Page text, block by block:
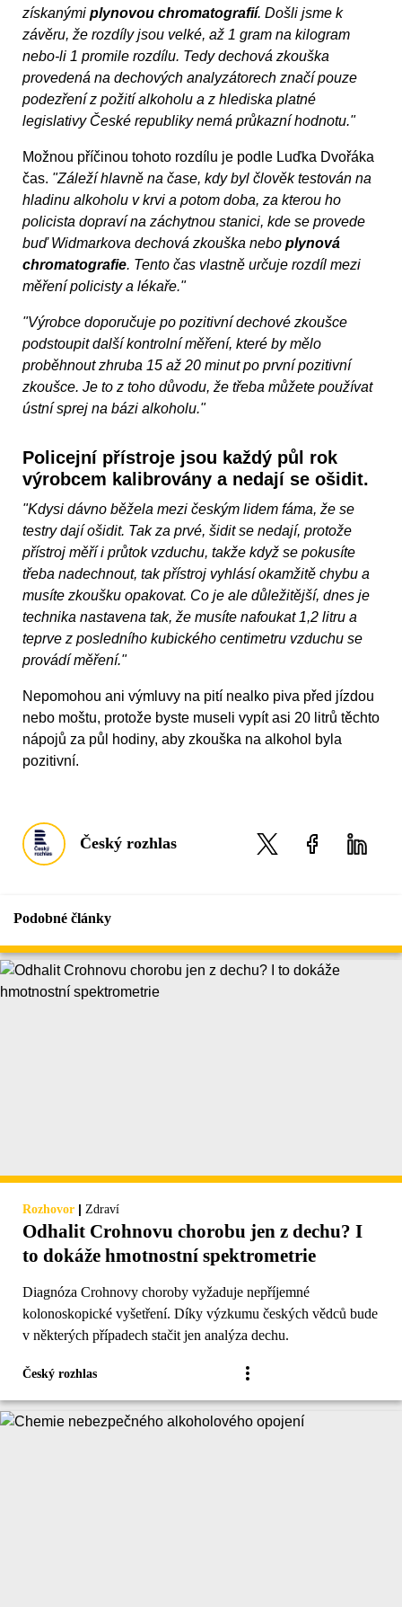
získanými plynovou chromatografií. Došli jsme k
závěru, že rozdíly jsou velké, až 1 gram na kilogram
nebo-li 1 promile rozdílu. Tedy dechová zkouška
provedená na dechových analyzátorech značí pouze
podezření z požití alkoholu a z hlediska platné
legislativy České republiky nemá průkazní hodnotu."
Možnou příčinou tohoto rozdílu je podle Luďka Dvořáka
čas. "Záleží hlavně na čase, kdy byl člověk testován na
hladinu alkoholu v krvi a potom doba, za kterou ho
policista dopraví na záchytnou stanici, kde se provede
buď Widmarkova dechová zkouška nebo plynová
chromatografie. Tento čas vlastně určuje rozdíl mezi
měření policisty a lékaře."
"Výrobce doporučuje po pozitivní dechové zkoušce
podstoupit další kontrolní měření, které by mělo
proběhnout zhruba 15 až 20 minut po první pozitivní
zkoušce. Je to z toho důvodu, že třeba můžete používat
ústní sprej na bázi alkoholu."
Policejní přístroje jsou každý půl rok
výrobcem kalibrovány a nedají se ošidit.
"Kdysi dávno běžela mezi českým lidem fáma, že se
testry dají ošidit. Tak za prvé, šidit se nedají, protože
přístroj měří i průtok vzduchu, takže když se pokusíte
třeba nadechnout, tak přístroj vyhlásí okamžitě chybu a
musíte zkoušku opakovat. Co je ale důležitější, dnes je
technika nastavena tak, že musíte nafoukat 1,2 litru a
teprve z posledního kubického centimetru vzduchu se
provádí měření."
Nepomohou ani výmluvy na pití nealko piva před jízdou
nebo moštu, protože byste museli vypít asi 20 litrů těchto
nápojů za půl hodiny, aby zkouška na alkohol byla
pozitivní.
Český rozhlas
Podobné články
Rozhovor | Zdraví
Odhalit Crohnovu chorobu jen z dechu? I
to dokáže hmotnostní spektrometrie
Diagnóza Crohnovy choroby vyžaduje nepříjemné
kolonoskopické vyšetření. Díky výzkumu českých vědců bude
v některých případech stačit jen analýza dechu.
Český rozhlas